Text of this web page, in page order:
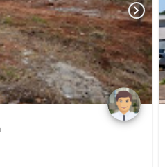
chevron_right